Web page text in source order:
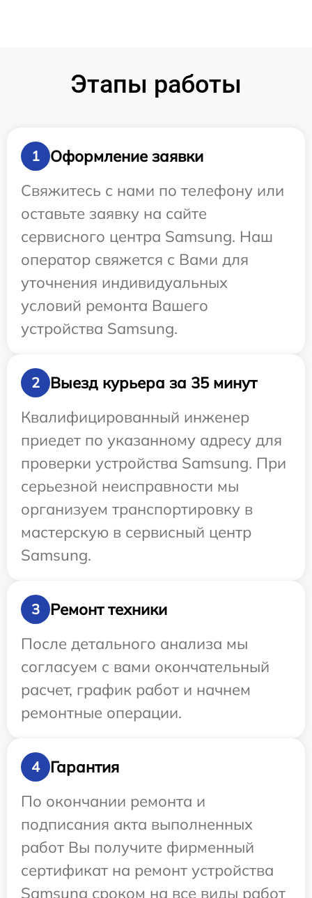
Этапы работы
1
Оформление заявки
Свяжитесь с нами по телефону или
оставьте заявку на сайте
сервисного центра Samsung. Наш
оператор свяжется с Вами для
уточнения индивидуальных
условий ремонта Вашего
устройства Samsung.
2
Выезд курьера за 35 минут
Квалифицированный инженер
приедет по указанному адресу для
проверки устройства Samsung. При
серьезной неисправности мы
организуем транспортировку в
мастерскую в сервисный центр
Samsung.
3
Ремонт техники
После детального анализа мы
согласуем с вами окончательный
расчет, график работ и начнем
ремонтные операции.
4
Гарантия
По окончании ремонта и
подписания акта выполненных
работ Вы получите фирменный
сертификат на ремонт устройства
Samsung сроком на все виды работ